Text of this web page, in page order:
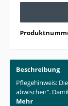
Beschreibung
Pflegehinweis:
abwischen".
Mehr